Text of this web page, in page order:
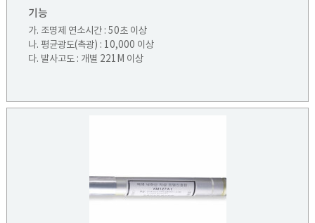
기능
가. 조명제 연소시간 : 50초 이상
나. 평균광도(촉광) : 10,000 이상
다. 발사고도 : 개별 221M 이상